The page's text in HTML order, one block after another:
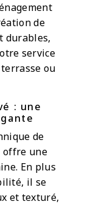
de
durables,
service
ou
: une
de
offre une
En plus
il se
et texturé,